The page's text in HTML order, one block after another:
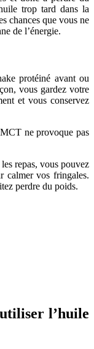
trop tard dans la
chances que vous ne
de l’énergie.
protéiné avant ou
vous gardez votre
et vous conservez
ne provoque pas
repas, vous pouvez
calmer vos fringales.
perdre du poids.
l’huile